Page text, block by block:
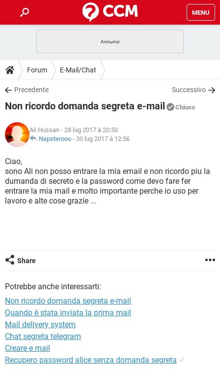
MENU
INTRATTENIMENTO
iOS
INSTAGRAM WHATSAPP
TIKTOK
HARDWARE
GUIDE
COVID-19
INSTAGRAM WHATSAPP
TIKTOK
HARDWARE
DOWNLOAD
COVID-19 GAMING
INTRATTENIMENTO
iOS WINDOWS 10
INSTAGRAM
TIKTOK FACEBOOK
HARDWARE
COVID-19 GAMING
INTRATTENIMENTO
iOS
INSTAGRAM WHATSAPP
TIKTOK
GLOSSARIO
COVID-19
INTRATTENIMENTO ANDROID
iOS WINDOWS 10
Forum E-Mail/Chat
Precedente Successivo
Non ricordo domanda segreta e-mail Chiuso
Ali Hussan - 28 lug 2017 à 20:50
Napsterooo - 30 lug 2017 à 12:56
Ciao,
sono Ali non posso entrare la mia email e non ricordo piu la
dumanda di secreto e la password come devo fare fer
entrare la mia mail e molto importante perche io uso per
lavoro e alte cose grazie ...
Share
Potrebbe anche interessarti:
Non ricordo domanda segreta e-mail
Quando è stata inviata la prima mail
Mail delivery system
Chat segreta telegram
Creare e mail
Recupero password alice senza domanda segreta ✓